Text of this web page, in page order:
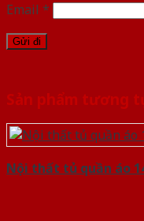
Email *
Sản phẩm tương
Nội thất tủ quần áo